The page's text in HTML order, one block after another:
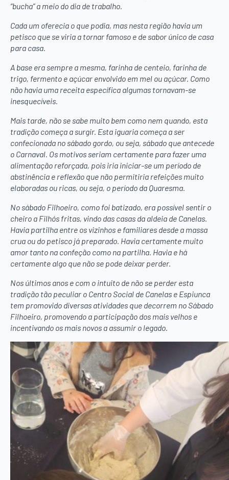
“bucha” a meio do dia de trabalho.
Cada um oferecia o que podia, mas nesta região havia um
petisco que se viria a tornar famoso e de sabor único de casa
para casa.
A base era sempre a mesma, farinha de centeio, farinha de
trigo, fermento e açúcar envolvido em mel ou açúcar. Como
não havia uma receita específica algumas tornavam-se
inesquecíveis.
Mais tarde, não se sabe muito bem como nem quando, esta
tradição começa a surgir. Esta iguaria começa a ser
confecionada no sábado gordo, ou seja, sábado que antecede
o Carnaval. Os motivos seriam certamente para fazer uma
alimentação reforçada, pois iria iniciar-se um período de
abstinência e reflexão que não permitiria refeições muito
elaboradas ou ricas, ou seja, o período da Quaresma.
No sábado Filhoeiro, como foi batizado, era possível sentir o
cheiro a Filhós fritas, vindo das casas da aldeia de Canelas.
Havia partilha entre os vizinhos e familiares desde a massa
crua ou do petisco já preparado. Havia certamente muito
amor tanto na confeção como na partilha. Havia e há
certamente algo que não se pode deixar perder.
Nos últimos anos e com o intuito de não se perder esta
tradição tão peculiar o Centro Social de Canelas e Espiunca
tem promovido diversas atividades que decorrem no Sábado
Filhoeiro, promovendo a participação dos mais velhos e
incentivando os mais novos a assumir o legado.